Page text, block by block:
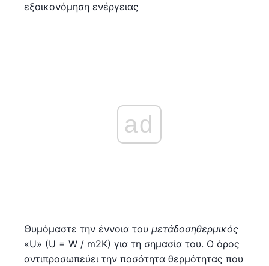
εξοικονόμηση ενέργειας
ad
Θυμόμαστε την έννοια του μετάδοσηθερμικός
«U» (U = W / m2K) για τη σημασία του. Ο όρος
αντιπροσωπεύει την ποσότητα θερμότητας που